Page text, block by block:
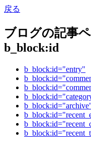
戻る
ブログの記事
b_block:id
b_block:id="entry"